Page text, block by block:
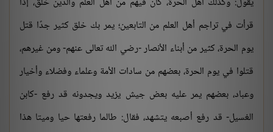
قرأت في تراجم أهل العلم من التابعين؛ يمر بك خلق كثير جدًا قتل
يوم الحرة، كثير من أبناء الأنصار -رضي الله تعالى عنهم- ومن غيرهم،
قتلوا في يوم الحرة، بعضهم من سادات الأمة وعلماء وفضلاء وأخيار
وعباد، بعضهم يمر عليه بعض جيش يزيد ويجدونه قد رفع -كابن
الغسيل- قد رفع أصبعه يتشهد، فقال: طالما رفعتها حيا وميتا هذا